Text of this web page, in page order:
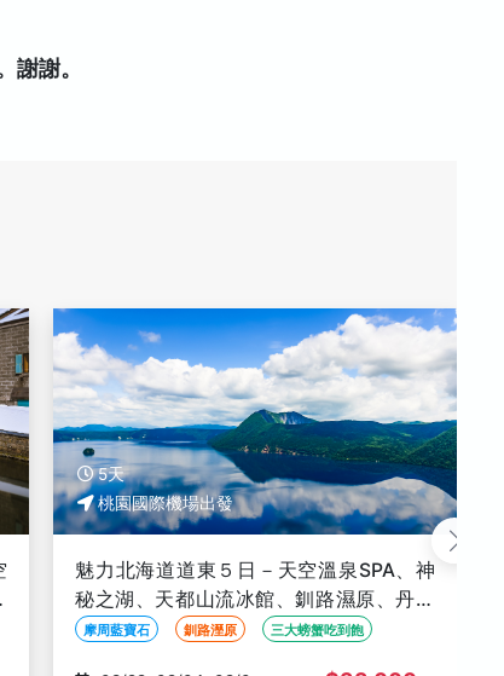
謝謝。
5天
桃園國際機場出發
魅力北海道道東５日－天空溫泉SPA、神
秘之湖、天都山流冰館、釧路濕原、丹頂
鶴、花時計、砂湯體驗、螃蟹吃到飽
摩周藍寶石 釧路溼原 三大螃蟹吃到飽